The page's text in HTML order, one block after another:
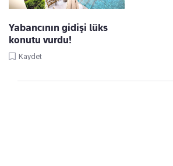
Yabancının gidişi lüks
konutu vurdu!
Kaydet